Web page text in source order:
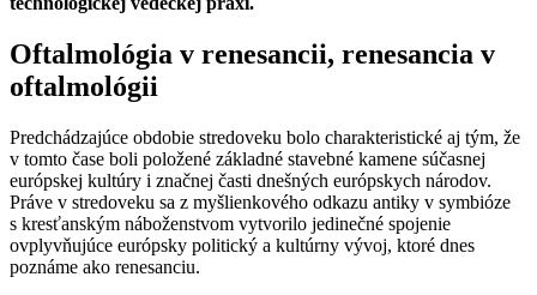
Oftalmológia v renesancii, renesancia v
oftalmológii
Predchádzajúce obdobie stredoveku bolo charakteristické aj tým, že
v tomto čase boli položené základné stavebné kamene súčasnej
európskej kultúry i značnej časti dnešných európskych národov.
Práve v stredoveku sa z myšlienkového odkazu antiky v symbióze
s kresťanským náboženstvom vytvorilo jedinečné spojenie
ovplyvňujúce európsky politický a kultúrny vývoj, ktoré dnes
poznáme ako renesanciu.